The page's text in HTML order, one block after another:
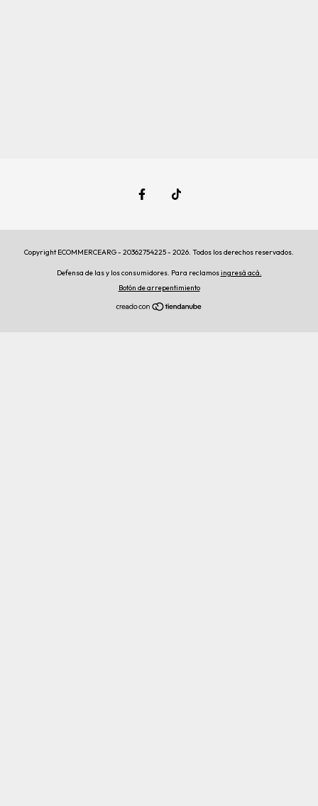
Copyright ECOMMERCEARG - 20362754225 - 2026. Todos los derechos reservados.
Defensa de las y los consumidores. Para reclamosingresá acá.
Botón de arrepentimiento